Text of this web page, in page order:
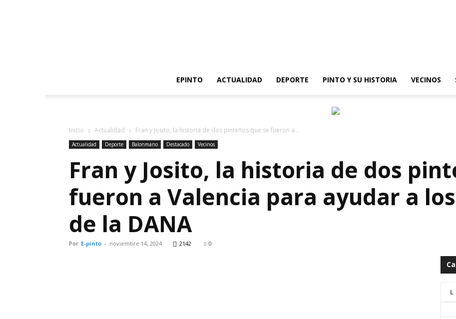
EPINTO
ACTUALIDAD DEPORTE PINTO Y SU HISTORIA VECINOS
Inicio Actualidad Fran y Josito, la historia de dos pinteños que se fueron a...
Actualidad Deporte Balonmano Destacado Vecinos
Fran y Josito, la historia de dos
fueron a Valencia para ayudar a
de la DANA
Por E-pinto - noviembre 14, 2024 2142 0
L